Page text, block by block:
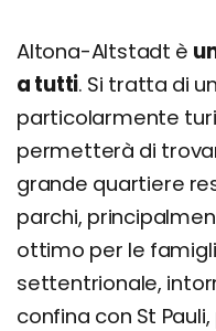
Altona-Altstadt è
a tutti. Si tratta di
particolarmente
permetterà di
grande quartiere
parchi,
ottimo per le
settentrionale,
confina con St